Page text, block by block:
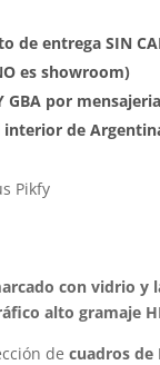
de entrega SIN
es showroom)
GBA por
interior de
con vidrio y
alto gramaje
de cuadros de